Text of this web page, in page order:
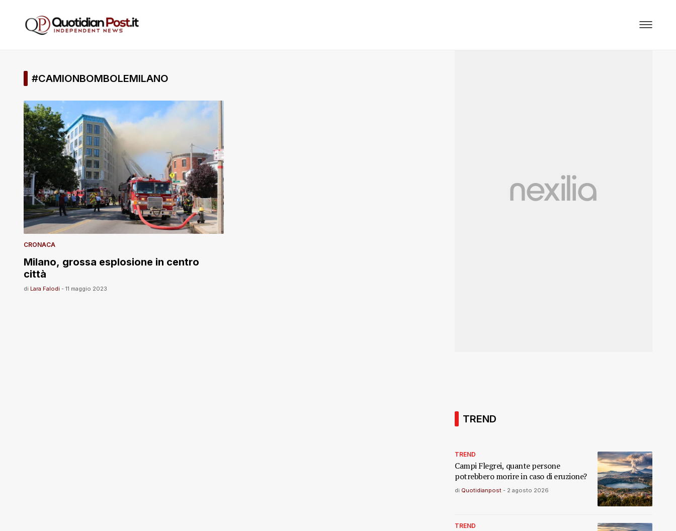
#CAMIONBOMBOLEMILANO
CRONACA
Milano, grossa esplosione in centro
città
di Lara Falodi - 11 maggio 2023
TREND
TREND
Campi Flegrei, quante persone
potrebbero morire in caso di eruzione?
di Quotidianpost - 2 agosto 2026
TREND